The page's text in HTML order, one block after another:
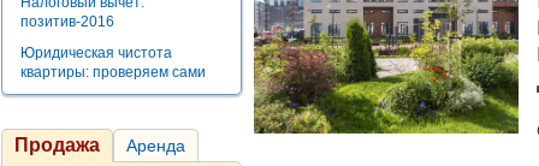
позитив-2016
Юридическая чистота
квартиры: проверяем сами
Продажа Аренда